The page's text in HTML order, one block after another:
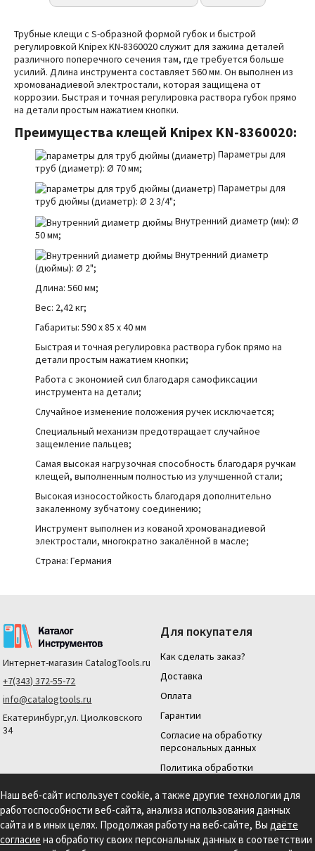
Трубные клещи с S-образной формой губок и быстрой
регулировкой Knipex KN-8360020 служит для зажима деталей
различного поперечного сечения там, где требуется больше
усилий. Длина инструмента составляет 560 мм. Он выполнен из
хромованадиевой электростали, которая защищена от
коррозии. Быстрая и точная регулировка раствора губок прямо
на детали простым нажатием кнопки.
Преимущества клещей Knipex KN-8360020:
Параметры для
труб (диаметр): Ø 70 мм;
Параметры для
труб дюймы (диаметр): Ø 2 3/4";
Внутренний диаметр (мм): Ø
50 мм;
Внутренний диаметр
(дюймы): Ø 2";
Длина: 560 мм;
Вес: 2,42 кг;
Габариты: 590 x 85 x 40 мм
Быстрая и точная регулировка раствора губок прямо на
детали простым нажатием кнопки;
Работа с экономией сил благодаря самофиксации
инструмента на детали;
Случайное изменение положения ручек исключается;
Специальный механизм предотвращает случайное
защемление пальцев;
Самая высокая нагрузочная способность благодаря ручкам
клещей, выполненным полностью из улучшенной стали;
Высокая износостойкость благодаря дополнительно
закаленному зубчатому соединению;
Инструмент выполнен из кованой хромованадиевой
электростали, многократно закалённой в масле;
Страна: Германия
Интернет-магазин CatalogTools.ru
+7(343) 372-55-72
info@catalogtools.ru
Екатеринбург,ул. Циолковского
34
Для покупателя
Как сделать заказ?
Доставка
Оплата
Гарантии
Согласие на обработку
персональных данных
Политика обработки
Для юридических лиц
На нашем сайте мы используем cookie для сбора информации технического
характера. Продолжая использовать этот сайт, вы даете согласие на
использование файлов cookies и обработку персональных данных в соответствии с
Наш веб-сайт использует cookie, а также другие технологии для
работоспособности веб-сайта, анализа использования данных
сайта и в иных целях. Продолжая работу на веб-сайте, Вы даёте
согласие на обработку своих персональных данных в соответствии